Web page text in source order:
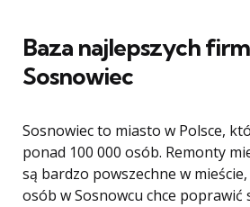
Baza najlepszych
Sosnowiec
Sosnowiec to miasto w Polsce,
ponad 100 000 osób. Remonty
są bardzo powszechne w
osób w Sosnowcu chce poprawić